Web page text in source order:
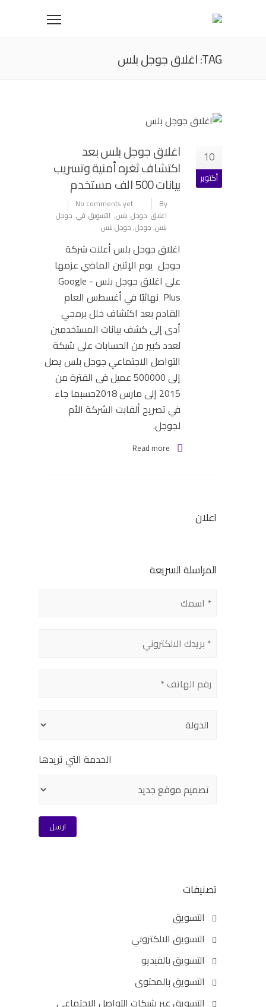
TAG: اغلاق جوجل بلس
10
أكتوبر
اغلاق جوجل بلس بعد
اكتشاف ثغره أمنية وتسريب
بيانات 500 الف مستخدم
By
No comments yet
اغلاق جوجل بلس, التسويق في جوجل
بلس,جوجل,جوجل بلس
اغلاق جوجل بلس أعلنت شركة
جوجل يوم الإثنين الماضي عزمها
على اغلاق جوجل بلس - Google
Plus نهائيًا في أغسطس العام
القادم بعد اكتشاف خلل برمجي
أدى إلى كشف بيانات المستخدمين
لعدد كبير من الحسابات على شبكة
التواصل الاجتماعي جوجل بلس يصل
إلى 500000 عميل فى الفترة من
2015 إلى مارس 2018حسبما جاء
في تصريح ألفابت الشركة الأم
لجوجل.
Read more
اعلان
المراسلة السريعة
الخدمة التي تريدها
تصنيفات
التسويق
التسويق الالكتروني
التسويق بالفيديو
التسويق بالمحتوى
التسويق عبر شبكات التواصل الاجتماعي